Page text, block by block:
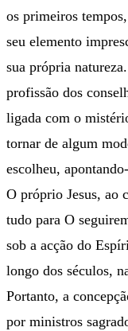
os primeiros
seu elemento
sua própria
profissão dos
ligada com o
tornar de algum
escolheu,
O próprio Jesus, ao
tudo para O
sob a acção do
longo dos séculos,
Portanto, a
por ministros